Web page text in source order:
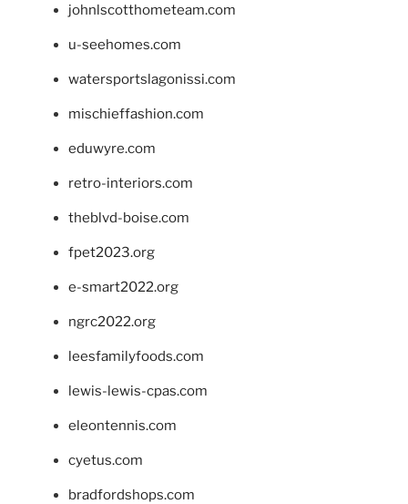
johnlscotthometeam.com
u-seehomes.com
watersportslagonissi.com
mischieffashion.com
eduwyre.com
retro-interiors.com
theblvd-boise.com
fpet2023.org
e-smart2022.org
ngrc2022.org
leesfamilyfoods.com
lewis-lewis-cpas.com
eleontennis.com
cyetus.com
bradfordshops.com